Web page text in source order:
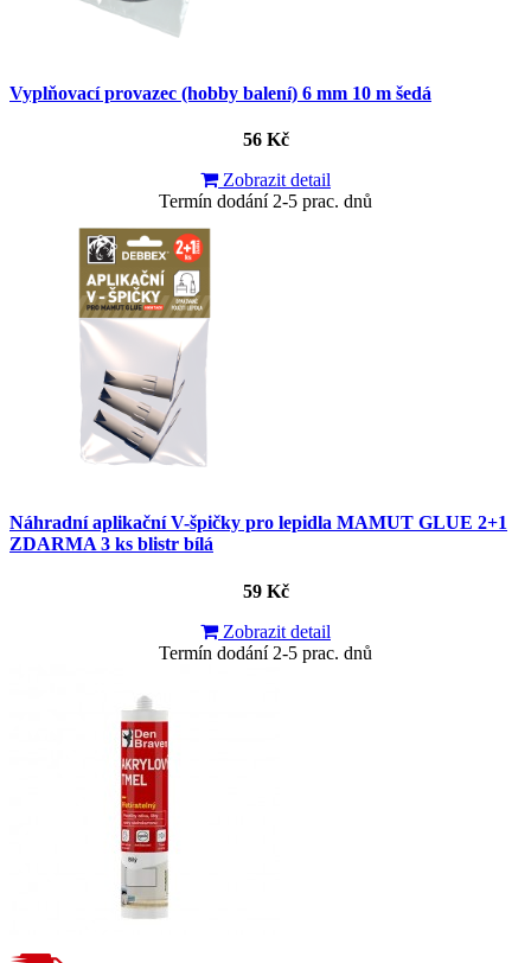
Vyplňovací provazec (hobby balení) 6 mm 10 m šedá
56 Kč
Zobrazit detail
Termín dodání 2-5 prac. dnů
Náhradní aplikační V-špičky pro lepidla MAMUT GLUE 2+1
ZDARMA 3 ks blistr bílá
59 Kč
Zobrazit detail
Termín dodání 2-5 prac. dnů